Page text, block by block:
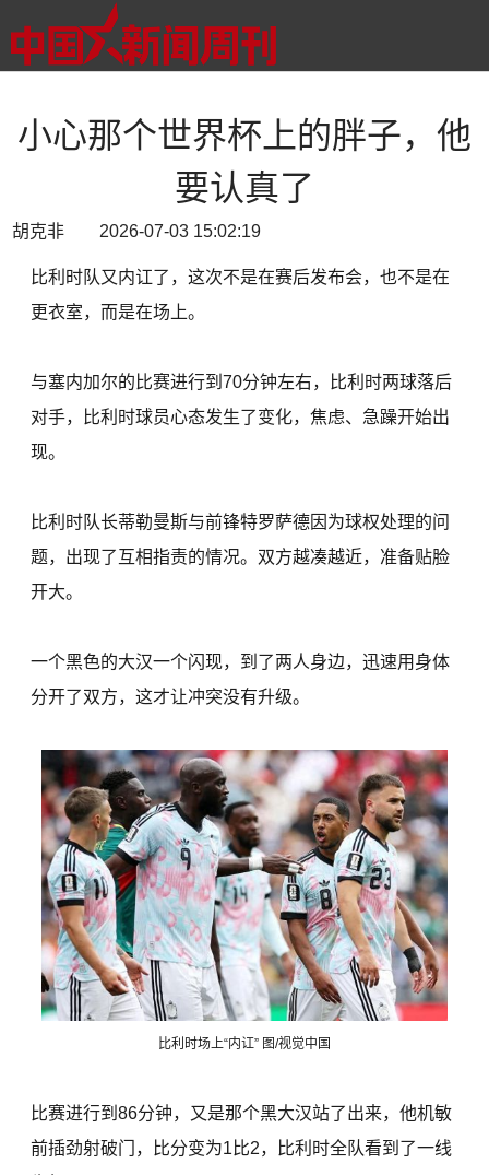
小心那个世界杯上的胖子，他
要认真了
胡克非 2026-07-03 15:02:19
比利时队又内讧了，这次不是在赛后发布会，也不是在
更衣室，而是在场上。
与塞内加尔的比赛进行到70分钟左右，比利时两球落后
对手，比利时球员心态发生了变化，焦虑、急躁开始出
现。
比利时队长蒂勒曼斯与前锋特罗萨德因为球权处理的问
题，出现了互相指责的情况。双方越凑越近，准备贴脸
开大。
一个黑色的大汉一个闪现，到了两人身边，迅速用身体
分开了双方，这才让冲突没有升级。
比利时场上“内讧” 图/视觉中国
比赛进行到86分钟，又是那个黑大汉站了出来，他机敏
前插劲射破门，比分变为1比2，比利时全队看到了一线